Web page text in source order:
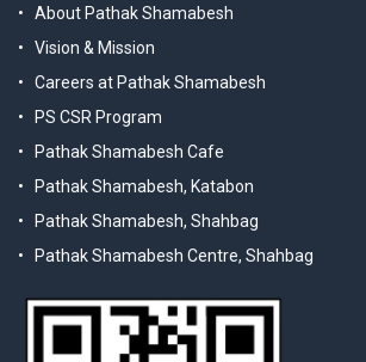
About Pathak Shamabesh
Vision & Mission
Careers at Pathak Shamabesh
PS CSR Program
Pathak Shamabesh Cafe
Pathak Shamabesh, Katabon
Pathak Shamabesh, Shahbag
Pathak Shamabesh Centre, Shahbag